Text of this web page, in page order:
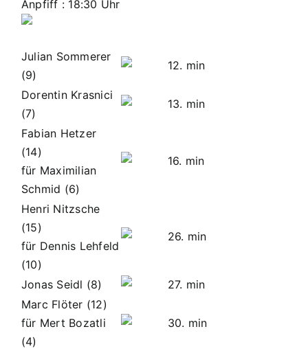
Anpfiff : 18:30 Uhr
Julian Sommerer
(9)
12. min
Dorentin Krasnici
(7)
13. min
Fabian Hetzer
(14)
für Maximilian
Schmid (6)
16. min
Henri Nitzsche
(15)
für Dennis Lehfeld
(10)
26. min
Jonas Seidl (8)
27. min
Marc Flöter (12)
für Mert Bozatli
(4)
30. min